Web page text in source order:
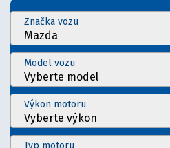
Mazda
Značka vozu
Vyberte model
Model vozu
Vyberte výkon
Výkon motoru
Typ motoru